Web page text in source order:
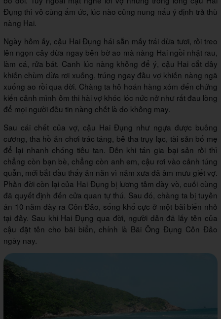
Đụng thì vô cùng ấm ức, lúc nào cũng nung nấu ý định trả thù
nàng Hai.
Ngày hôm ấy, cậu Hai Đụng hái sẵn mấy trái dừa tươi, rồi treo
lên ngọn cây dừa ngay bên bờ ao mà nàng Hai ngồi nhặt rau,
làm cá, rửa bát. Canh lúc nàng không để ý, cậu Hai cắt dây
khiến chùm dừa rơi xuống, trúng ngay đầu vợ khiến nàng ngã
xuống ao rồi qua đời. Chàng ta hô hoán hàng xóm đến chứng
kiến cảnh mình ôm thi hài vợ khóc lóc nức nở như rất đau lòng
để mọi người đều tin nàng chết là do không may.
Sau cái chết của vợ, cậu Hai Đụng như ngựa được buông
cương, tha hồ ăn chơi trác táng, bê tha trụy lạc, tài sản bố mẹ
để lại nhanh chóng tiêu tan. Đến khi tán gia bại sản rồi thì
chẳng còn bạn bè, chẳng còn anh em, cậu rơi vào cảnh túng
quẫn, mới bắt đầu thấy ăn năn vì năm xưa đã âm mưu giết vợ.
Phần đời còn lại của Hai Đụng bị lương tâm dày vò, cuối cùng
đã quyết định đến cửa quan tự thú. Sau đó, chàng ta bị tuyên
án 10 năm đày ra Côn Đảo, sống khổ cực ở một bãi biển nhỏ
tại đây. Sau khi Hai Đụng qua đời, người dân đã lấy tên của
cậu đặt tên cho bãi biển, chính là Bãi Ông Đụng Côn Đảo
ngày nay.